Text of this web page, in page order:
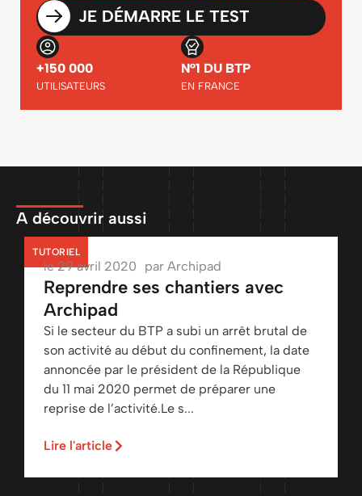
JE DÉMARRE LE TEST
+150 000
UTILISATEURS
N°1 DU BTP
EN FRANCE
A découvrir aussi
TUTORIEL
le 29 avril 2020 par Archipad
Reprendre ses chantiers avec
Archipad
Si le secteur du BTP a subi un arrêt brutal de
son activité au début du confinement, la date
annoncée par le président de la République
du 11 mai 2020 permet de préparer une
reprise de l’activité.Le s...
Lire l'article